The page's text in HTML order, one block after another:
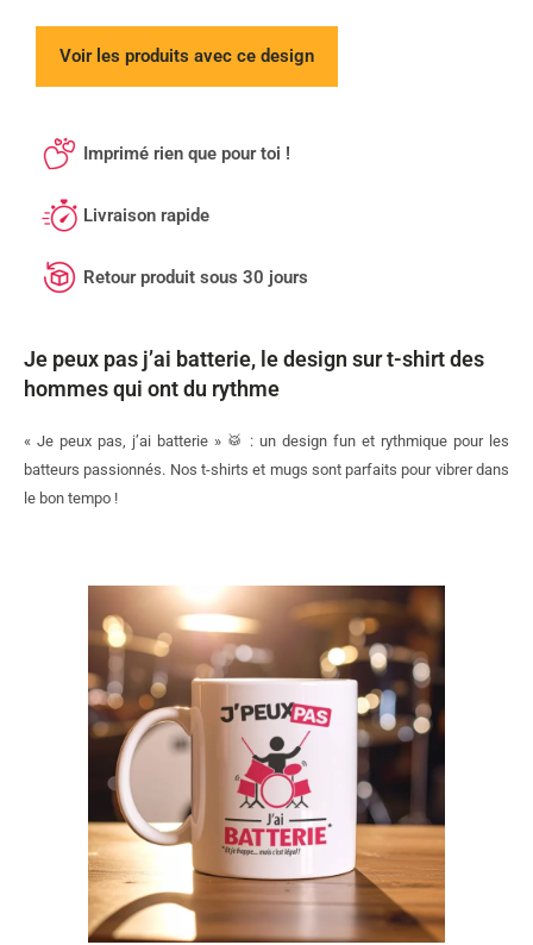
Je peux pas j’ai batterie, le design sur t-shirt des
hommes qui ont du rythme
« Je peux pas, j’ai batterie » 🥁 : un design fun et rythmique pour les
batteurs passionnés. Nos t-shirts et mugs sont parfaits pour vibrer dans
le bon tempo !
Voir les produits avec ce design
Imprimé rien que pour toi !
Livraison rapide
Retour produit sous 30 jours